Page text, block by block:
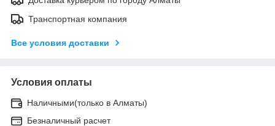
Транспортная компания
Все условия доставки
Условия оплаты
Наличными(только в Алматы)
Безналичный расчет